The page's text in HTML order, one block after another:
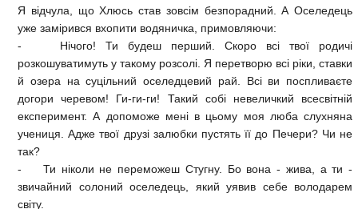
Я відчула, що Хлюсь став зовсім безпорадний. А Оселедець
уже замірився вхопити водяничка, примовляючи:
- Нічого! Ти будеш перший. Скоро всі твої родичі
розкошуватимуть у такому розсолі. Я перетворю всі ріки, ставки
й озера на суцільний оселедцевий рай. Всі ви поспливаєте
догори черевом! Ги-ги-ги! Такий собі невеличкий всесвітній
експеримент. А допоможе мені в цьому моя люба слухняна
учениця. Адже твої друзі залюбки пустять її до Печери? Чи не
так?
- Ти ніколи не переможеш Стугну. Бо вона - жива, а ти -
звичайний солоний оселедець, який уявив себе володарем
світу.